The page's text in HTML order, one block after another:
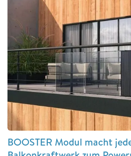
BOOSTER Modul macht